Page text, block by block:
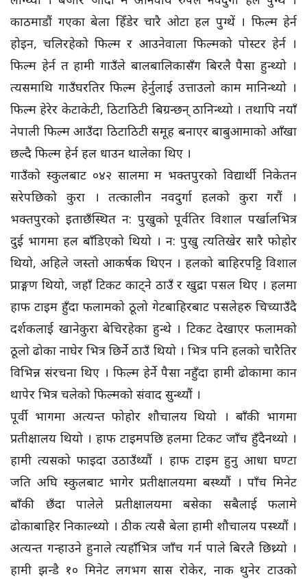
काठमाडौं गएका बेला हिँडेर चारै ओटा हल पुग्थें । फिल्म हेर्न
होइन, चलिरहेको फिल्म र आउनेवाला फिल्मको पोस्टर हेर्न ।
फिल्म हेर्न त हामी गाउँले बालबालिकासँग बिरलै पैसा हुन्थ्यो ।
त्यसमाथि गाउँघरतिर फिल्म हेर्नुलाई उत्ताउलो काम मानिन्थ्यो ।
फिल्म हेरेर केटाकेटी, ठिटाठिटी बिग्रन्छन् ठानिन्थ्यो । तथापि नयाँ
नेपाली फिल्म आउँदा ठिटाठिटी समूह बनाएर बाबुआमाको आँखा
छल्दै फिल्म हेर्न हल धाउन थालेका थिए ।
गाउँको स्कुलबाट ०४२ सालमा म भक्तपुरको विद्यार्थी निकेतन
सरेपछिको कुरा । तत्कालीन नवदुर्गा हलको कुरा गरौं ।
भक्तपुरको इताछँस्थित न: पुखुको पूर्वतिर विशाल पर्खालभित्र
दुई भागमा हल बाँडिएको थियो । न: पुखु त्यतिखेर सारै फोहोर
थियो, अहिले जस्तो आकर्षक थिएन । हलको बाहिरपट्टि विशाल
प्राङ्गण थियो, जहाँ टिकट काट्ने ठाउँ र खुद्रा पसल थिए । हलमा
हाफ टाइम हुँदा फलामको ठूलो गेटबाहिरबाट पसलेहरु चिच्याउँदै
दर्शकलाई खानेकुरा बेचिरहेका हुन्थे । टिकट देखाएर फलामको
ठूलो ढोका नाघेर भित्र छिर्ने ठाउँ थियो । भित्र पनि हलको चारैतिर
विभिन्न संरचना थिए । फिल्म हेर्ने पैसा नहुँदा हामी ढोकामा कान
थापेर भित्र चलेको फिल्मको संवाद सुन्थ्यौं ।
पूर्वी भागमा अत्यन्त फोहोर शौचालय थियो । बाँकी भागमा
प्रतीक्षालय थियो । हाफ टाइमपछि हलमा टिकट जाँच हुँदैनथ्यो ।
हामी त्यसको फाइदा उठाउँथ्यौं । हाफ टाइम हुनु आधा घण्टा
जति अघि स्कुलबाट भागेर प्रतीक्षालयमा बस्थ्यौं । पाँच मिनेट
बाँकी छँदा पालेले प्रतीक्षालयमा बसेका सबैलाई फलामे
ढोकाबाहिर निकाल्थ्यो । ठीक त्यसै बेला हामी शौचालय पस्थ्यौं ।
अत्यन्त गन्हाउने हुनाले त्यहाँभित्र जाँच गर्न पाले बिरलै छिथ्र्यो ।
हामी झन्डै १० मिनेट लगभग सास रोकेर, नाक थुनेर टाउको